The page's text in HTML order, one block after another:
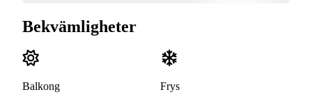
Bekvämligheter
Balkong Frys